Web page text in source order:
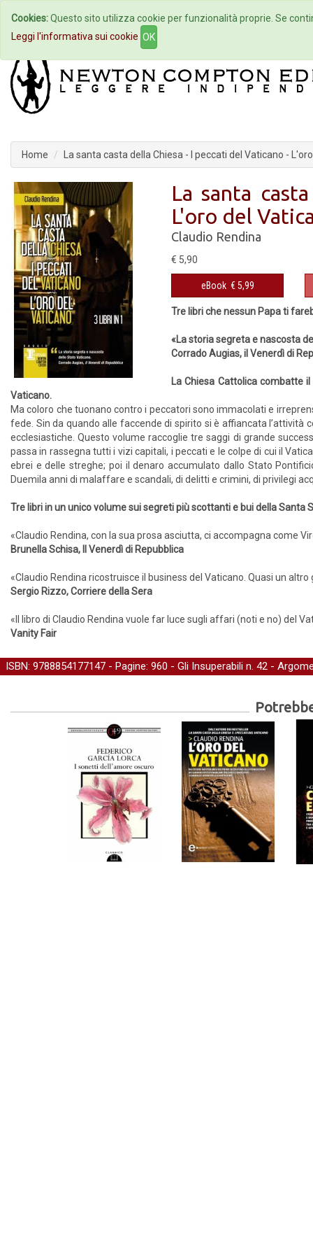
Home Autori Eventi
Home La santa casta della Chiesa - I peccati del Vaticano -
La santa
L'oro del
Claudio Rendina
€ 5,90
eBook € 5,99
Tre libri che nessun Papa ti
«La storia segreta e nascosta
Corrado Augias, il Venerdì di
La Chiesa Cattolica combatte
Vaticano.
Ma coloro che tuonano contro i peccatori sono immacolati e
fede. Sin da quando alle faccende di spirito si è affiancata l’attività
ecclesiastiche. Questo volume raccoglie tre saggi di grande
passa in rassegna tutti i vizi capitali, i peccati e le colpe di cui il
ebrei e delle streghe; poi il denaro accumulato dallo Stato
Duemila anni di malaffare e scandali, di delitti e crimini, di privilegi
Tre libri in un unico volume sui segreti più scottanti e bui della Santa
«Claudio Rendina, con la sua prosa asciutta, ci accompagna come
Brunella Schisa, Il Venerdì di Repubblica
«Claudio Rendina ricostruisce il business del Vaticano. Quasi un
Sergio Rizzo, Corriere della Sera
«Il libro di Claudio Rendina vuole far luce sugli affari (noti e no) del
Vanity Fair
ISBN: 9788854177147 - Pagine: 960 - Gli Insuperabili n. 42 -
Cookies:Questo sito utilizza cookie per funzionalità proprie. Se
Leggi l'informativa sui cookie OK